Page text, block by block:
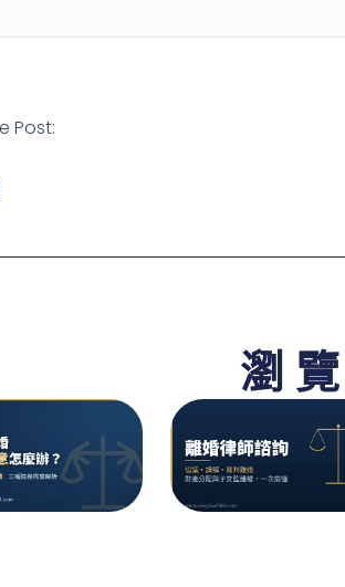
Post:
瀏